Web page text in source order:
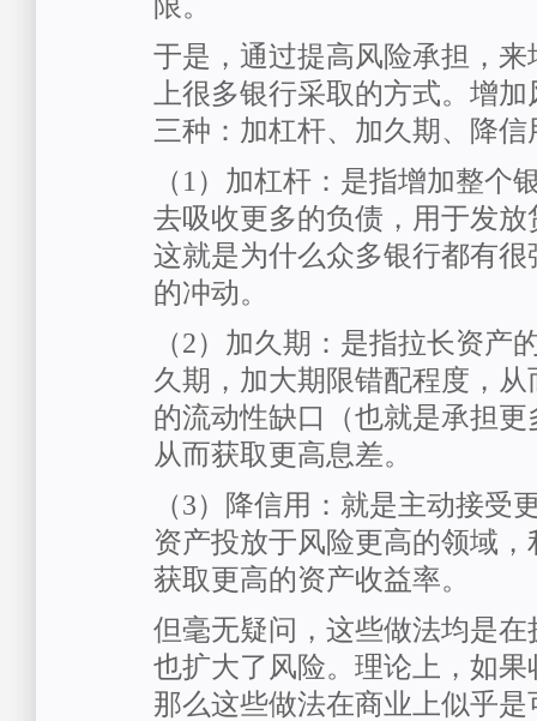
于是，通过提高风险承担，
上很多银行采取的方式。增
三种：加杠杆、加久期、降信
（1）加杠杆：是指增加整个
去吸收更多的负债，用于发
这就是为什么众多银行都有
的冲动。
（2）加久期：是指拉长资产
久期，加大期限错配程度，
的流动性缺口（也就是承担
从而获取更高息差。
（3）降信用：就是主动接受
资产投放于风险更高的领域
获取更高的资产收益率。
但毫无疑问，这些做法均是
也扩大了风险。理论上，如
那么这些做法在商业上似乎